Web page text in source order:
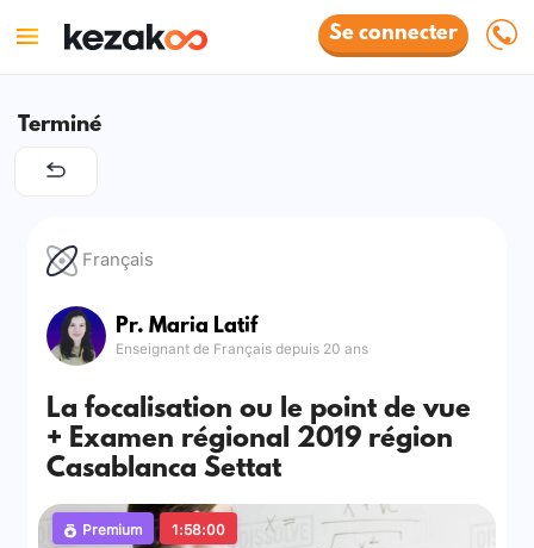
Se connecter
Terminé
Français
Pr. Maria Latif
Enseignant de Français depuis 20 ans
La focalisation ou le point de vue
+ Examen régional 2019 région
Casablanca Settat
Premium 1:58:00